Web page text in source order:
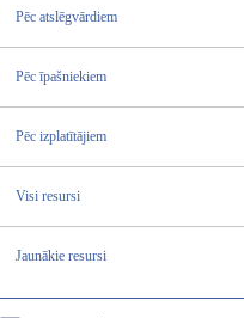
Pēc atslēgvārdiem
Pēc īpašniekiem
Pēc izplatītājiem
Visi resursi
Jaunākie resursi